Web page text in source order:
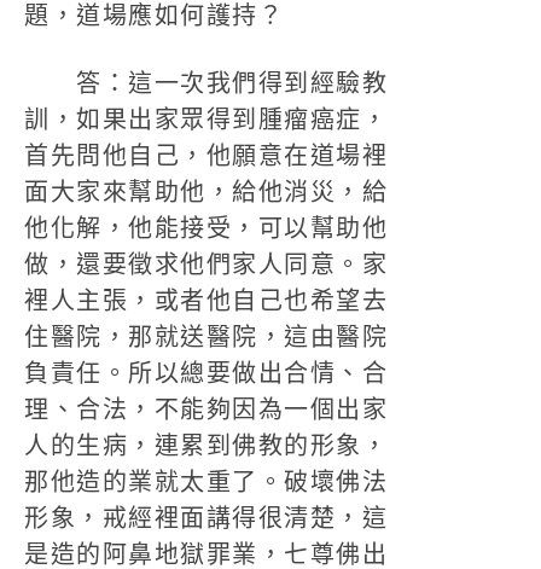
題，道場應如何護持？
答：這一次我們得到經驗教
訓，如果出家眾得到腫瘤癌症，
首先問他自己，他願意在道場裡
面大家來幫助他，給他消災，給
他化解，他能接受，可以幫助他
做，還要徵求他們家人同意。家
裡人主張，或者他自己也希望去
住醫院，那就送醫院，這由醫院
負責任。所以總要做出合情、合
理、合法，不能夠因為一個出家
人的生病，連累到佛教的形象，
那他造的業就太重了。破壞佛法
形象，戒經裡面講得很清楚，這
是造的阿鼻地獄罪業，七尊佛出